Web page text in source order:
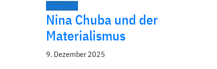
Menschen
Nina Chuba und der
Materialismus
9. Dezember 2025